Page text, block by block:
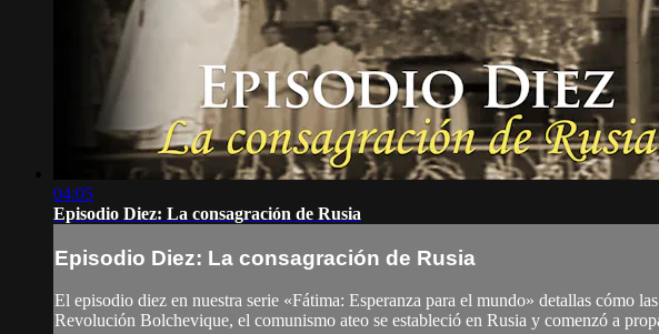
04:05
Episodio Diez: La consagración de Rusia
Episodio Diez: La consagración de Rusia
El episodio diez en nuestra serie «Fátima: Esperanza para el mundo» detallas cómo
Revolución Bolchevique, el comunismo ateo se estableció en Rusia y comenzó a